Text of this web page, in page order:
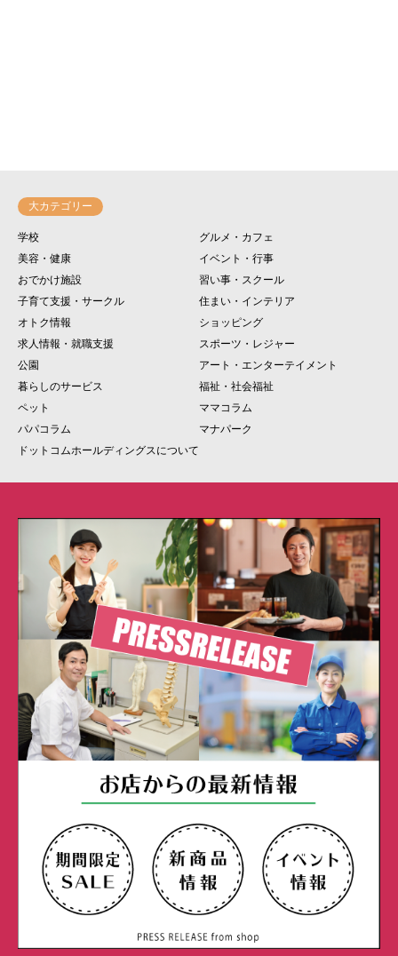
大カテゴリー
学校
グルメ・カフェ
美容・健康
イベント・行事
おでかけ施設
習い事・スクール
子育て支援・サークル
住まい・インテリア
オトク情報
ショッピング
求人情報・就職支援
スポーツ・レジャー
公園
アート・エンターテイメント
暮らしのサービス
福祉・社会福祉
ペット
ママコラム
パパコラム
マナパーク
ドットコムホールディングスについて